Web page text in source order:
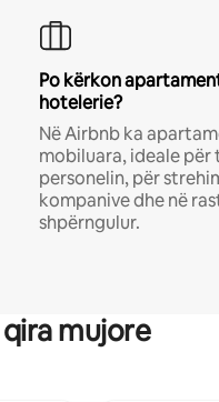
Po kërkon
hotelerie?
Në Airbnb ka
mobiluara, ideale
personelin, për
kompanive dhe në
shpërngulur.
mujore